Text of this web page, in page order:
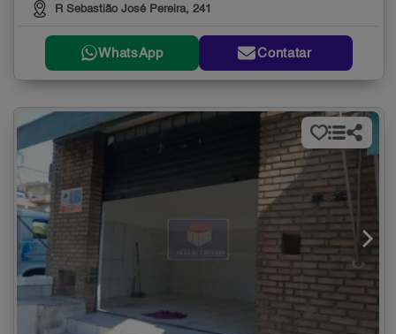
R Sebastião José Pereira, 241
WhatsApp Contatar